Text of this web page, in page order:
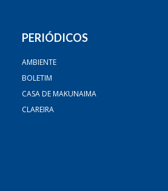
PERIÓDICOS
AMBIENTE
BOLETIM
CASA DE MAKUNAIMA
CLAREIRA